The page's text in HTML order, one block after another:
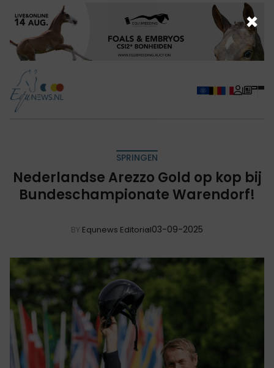
SPRINGEN
Nederlandse Arezzo Gold op kop bij
Bundeschampionate Warendorf!
BY Equnews Editorial03-09-2025
×